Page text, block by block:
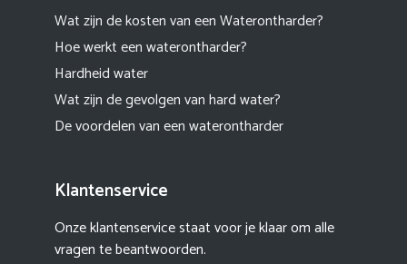
Wat zijn de kosten van een Waterontharder?
Hoe werkt een waterontharder?
Hardheid water
Wat zijn de gevolgen van hard water?
De voordelen van een waterontharder
Klantenservice
Onze klantenservice staat voor je klaar om alle
vragen te beantwoorden.